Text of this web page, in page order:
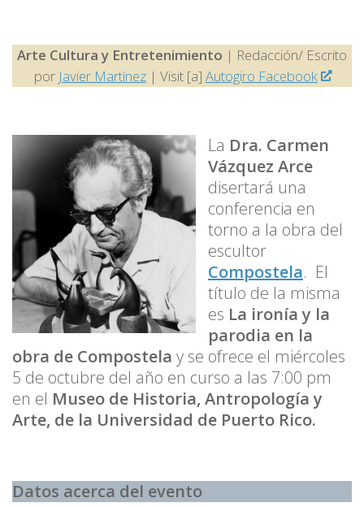
Arte Cultura y Entretenimiento | Redacción/ Escrito
por Javier Martínez| Visit [a] Autogiro Facebook
La Dra. Carmen
Vázquez Arce
disertará una
conferencia en
torno a la obra del
escultor
Compostela. El
título de la misma
es La ironía y la
parodia en la
obra de Compostela y se ofrece el miércoles
5 de octubre del año en curso a las 7:00 pm
en el Museo de Historia, Antropología y
Arte, de la Universidad de Puerto Rico.
Datos acerca del evento